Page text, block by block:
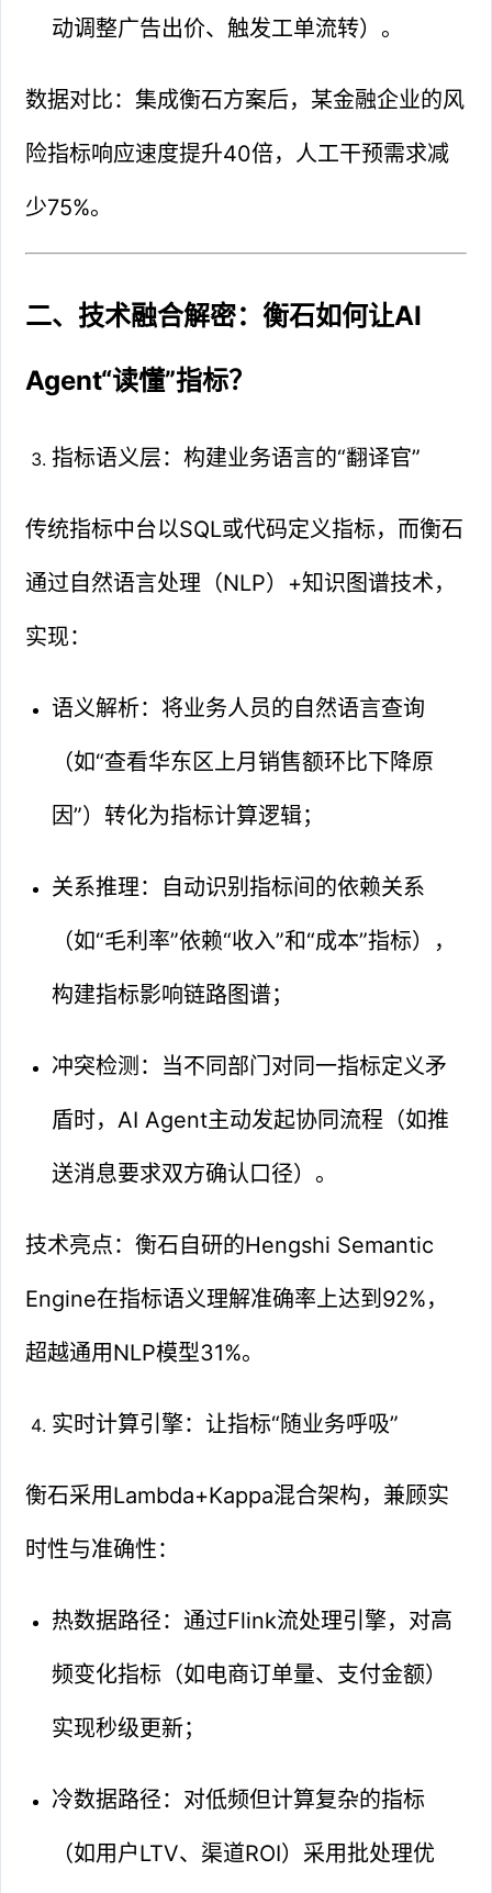
动调整广告出价、触发工单流转）。
数据对比：集成衡石方案后，某金融企业的风
险指标响应速度提升40倍，人工干预需求减
少75%。
二、技术融合解密：衡石如何让AI
Agent“读懂”指标？
指标语义层：构建业务语言的“翻译官”
传统指标中台以SQL或代码定义指标，而衡石
通过自然语言处理（NLP）+知识图谱技术，
实现：
语义解析：将业务人员的自然语言查询
（如“查看华东区上月销售额环比下降原
因”）转化为指标计算逻辑；
关系推理：自动识别指标间的依赖关系
（如“毛利率”依赖“收入”和“成本”指标），
构建指标影响链路图谱；
冲突检测：当不同部门对同一指标定义矛
盾时，AI Agent主动发起协同流程（如推
送消息要求双方确认口径）。
技术亮点：衡石自研的Hengshi Semantic
Engine在指标语义理解准确率上达到92%，
超越通用NLP模型31%。
实时计算引擎：让指标“随业务呼吸”
衡石采用Lambda+Kappa混合架构，兼顾实
时性与准确性：
热数据路径：通过Flink流处理引擎，对高
频变化指标（如电商订单量、支付金额）
实现秒级更新；
冷数据路径：对低频但计算复杂的指标
（如用户LTV、渠道ROI）采用批处理优